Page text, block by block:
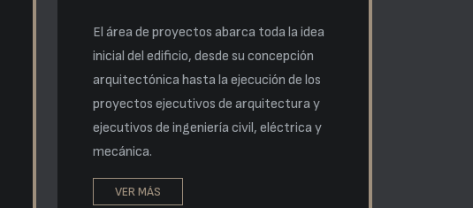
El área de proyectos abarca toda la idea
inicial del edificio, desde su concepción
arquitectónica hasta la ejecución de los
proyectos ejecutivos de arquitectura y
ejecutivos de ingeniería civil, eléctrica y
mecánica.
VER MÁS